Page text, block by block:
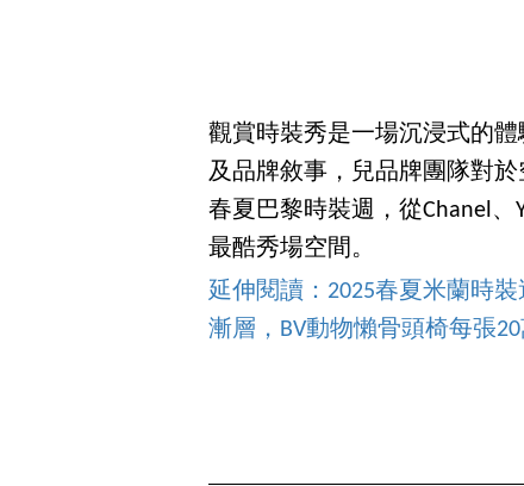
觀賞時裝秀是一場沉浸式的
及品牌敘事，兒品牌團隊對
春夏巴黎時裝週，從Chanel
最酷秀場空間。
延伸閱讀：2025春夏米蘭時
漸層，BV動物懶骨頭椅每張20